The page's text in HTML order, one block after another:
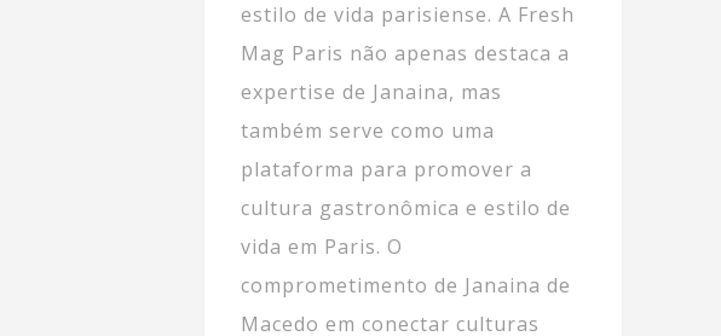
estilo de vida parisiense. A Fresh
Mag Paris não apenas destaca a
expertise de Janaina, mas
também serve como uma
plataforma para promover a
cultura gastronômica e estilo de
vida em Paris. O
comprometimento de Janaina de
Macedo em conectar culturas